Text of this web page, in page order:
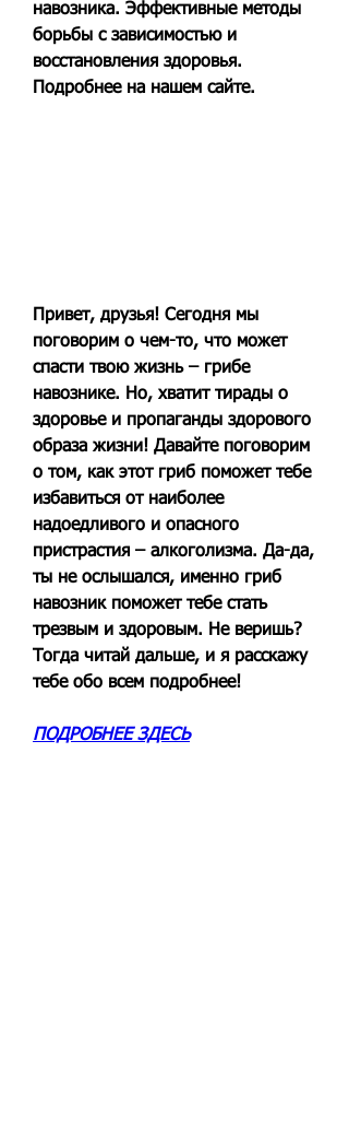
навозника. Эффективные методы
борьбы с зависимостью и
восстановления здоровья.
Подробнее на нашем сайте.
Привет, друзья! Сегодня мы
поговорим о чем-то, что может
спасти твою жизнь – грибе
навознике. Но, хватит тирады о
здоровье и пропаганды здорового
образа жизни! Давайте поговорим
о том, как этот гриб поможет тебе
избавиться от наиболее
надоедливого и опасного
пристрастия – алкоголизма. Да-да,
ты не ослышался, именно гриб
навозник поможет тебе стать
трезвым и здоровым. Не веришь?
Тогда читай дальше, и я расскажу
тебе обо всем подробнее!
ПОДРОБНЕЕ ЗДЕСЬ